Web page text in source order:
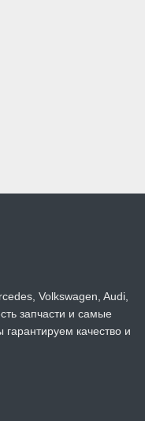
Volkswagen, Audi,
запчасти и самые
качество и